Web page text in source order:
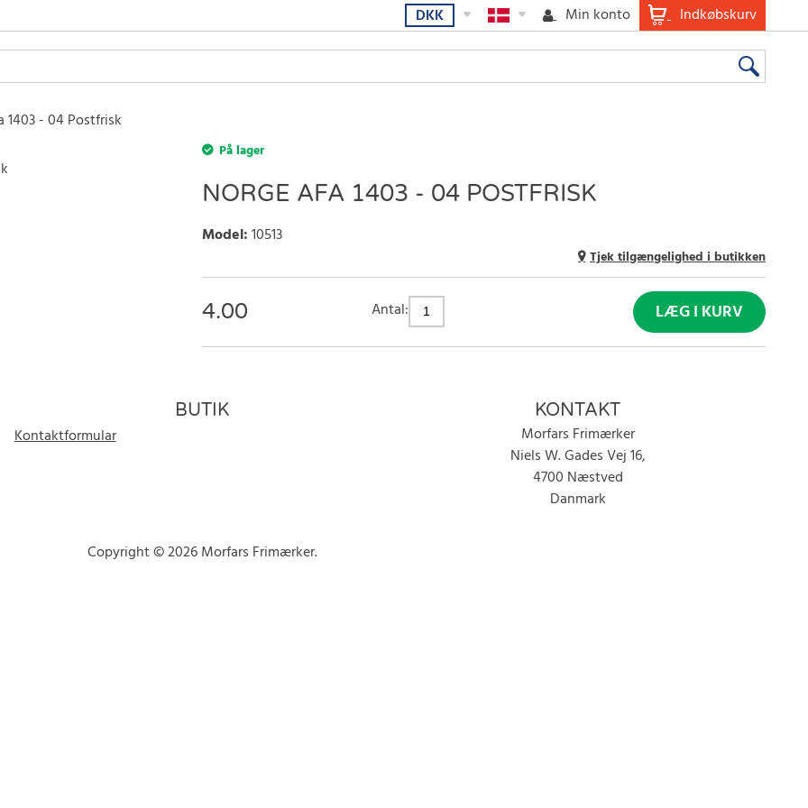
Indkøbskurv
Min konto
DKK
1403 - 04 Postfrisk
På lager
NORGE AFA 1403 - 04 POSTFRISK
Model:10513
Tjek tilgængelighed i butikken
4.00 Antal: LÆG I KURV
BUTIK
Kontaktformular
KONTAKT
Morfars Frimærker
Niels W. Gades Vej 16,
4700 Næstved
Danmark
Copyright © 2026 Morfars Frimærker.